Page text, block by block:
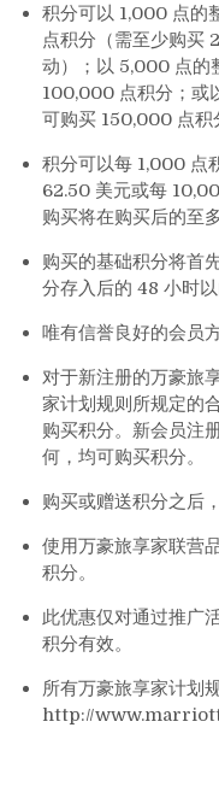
积分可以 1,000 点的
点积分（需至少购买
动）；以 5,000 点的
100,000 点积分；或
可购买 150,000 点积
积分可以每 1,000 点
62.50 美元或每
购买将在购买后的至
购买的基础积分将首
分存入后的 48 小时以
唯有信誉良好的会员
对于新注册的万豪旅
家计划规则所规定的
购买积分。新会员注
何，均可购买积分。
购买或赠送积分之后
使用万豪旅享家联营
积分。
此优惠仅对通过推广
积分有效。
所有万豪旅享家计划
http://